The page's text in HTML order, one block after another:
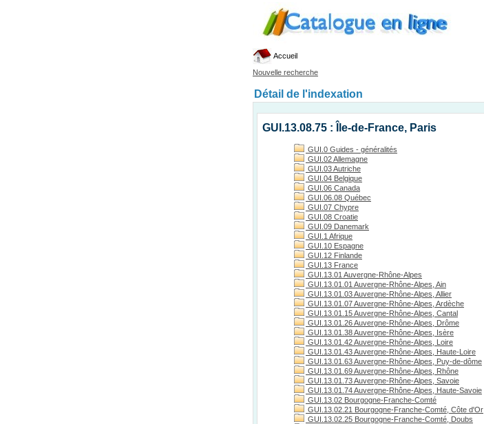
Accueil
Nouvelle recherche
Détail de l'indexation
GUI.13.08.75 : Île-de-France, Paris
GUI.0 Guides - généralités
GUI.02 Allemagne
GUI.03 Autriche
GUI.04 Belgique
GUI.06 Canada
GUI.06.08 Québec
GUI.07 Chypre
GUI.08 Croatie
GUI.09 Danemark
GUI.1 Afrique
GUI.10 Espagne
GUI.12 Finlande
GUI.13 France
GUI.13.01 Auvergne-Rhône-Alpes
GUI.13.01.01 Auvergne-Rhône-Alpes, Ain
GUI.13.01.03 Auvergne-Rhône-Alpes, Allier
GUI.13.01.07 Auvergne-Rhône-Alpes, Ardèche
GUI.13.01.15 Auvergne-Rhône-Alpes, Cantal
GUI.13.01.26 Auvergne-Rhône-Alpes, Drôme
GUI.13.01.38 Auvergne-Rhône-Alpes, Isère
GUI.13.01.42 Auvergne-Rhône-Alpes, Loire
GUI.13.01.43 Auvergne-Rhône-Alpes, Haute-Loire
GUI.13.01.63 Auvergne-Rhône-Alpes, Puy-de-dôme
GUI.13.01.69 Auvergne-Rhône-Alpes, Rhône
GUI.13.01.73 Auvergne-Rhône-Alpes, Savoie
GUI.13.01.74 Auvergne-Rhône-Alpes, Haute-Savoie
GUI.13.02 Bourgogne-Franche-Comté
GUI.13.02.21 Bourgogne-Franche-Comté, Côte d'Or
GUI.13.02.25 Bourgogne-Franche-Comté, Doubs